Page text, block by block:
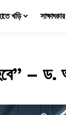
খড়ি সাক্ষাৎকার
হবে” –